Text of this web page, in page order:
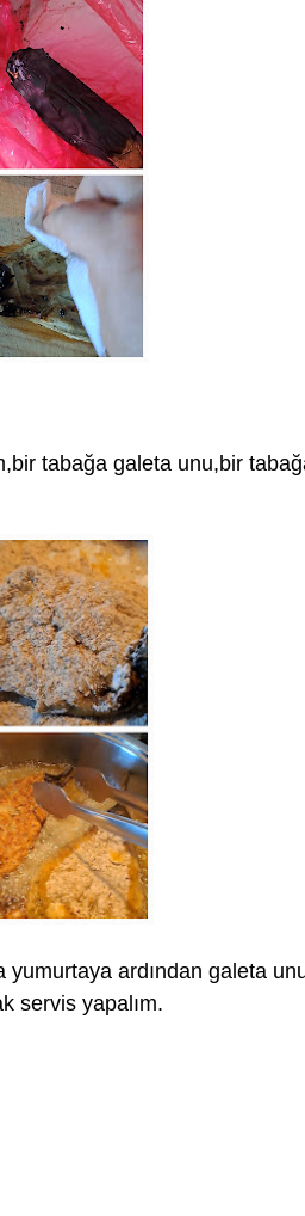
tabağa galeta unu,bir
yumurtaya ardından galeta
servis yapalım.